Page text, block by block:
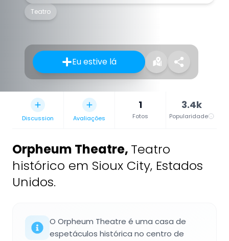
Teatro
Eu estive lá
Discussion Avaliações
1
Fotos
3.4k
Popularidade
Orpheum Theatre, Teatro
histórico em Sioux City, Estados
Unidos.
O Orpheum Theatre é uma casa de
espetáculos histórica no centro de